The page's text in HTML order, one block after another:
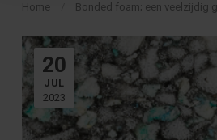
Home Bonded foam; een veelzijdig
20
JUL
2023